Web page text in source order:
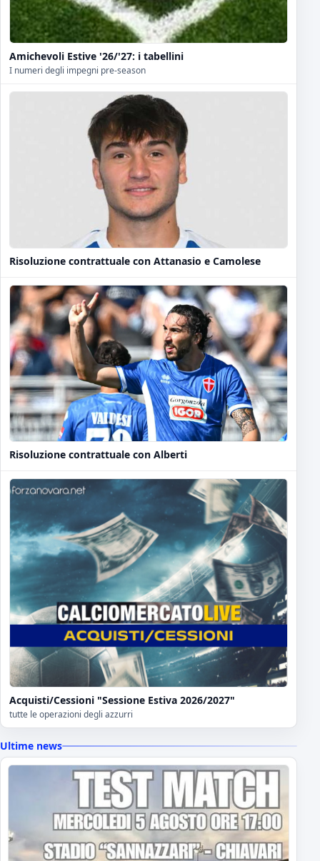
Amichevoli Estive '26/'27: i tabellini
I numeri degli impegni pre-season
Risoluzione contrattuale con Attanasio e Camolese
Risoluzione contrattuale con Alberti
Acquisti/Cessioni "Sessione Estiva 2026/2027"
tutte le operazioni degli azzurri
Ultime news